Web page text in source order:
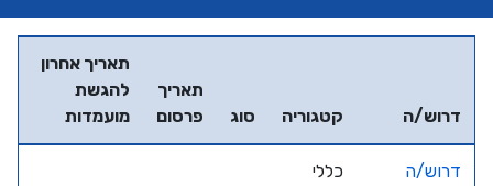
דרוש/ה קטגוריה סוג
תאריך
פרסום
תאריך אחרון
להגשת
מועמדות
דרוש/ה
כללי